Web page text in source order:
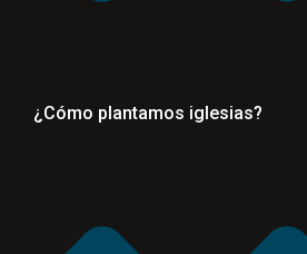
¿Cómo plantamos iglesias?